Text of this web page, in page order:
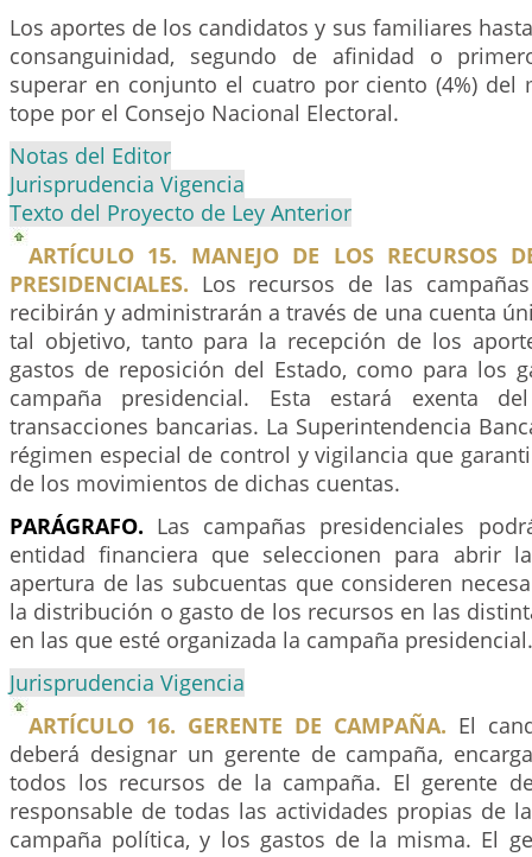
Los aportes de los candidatos y sus familiares
consanguinidad, segundo de afinidad o
superar en conjunto el cuatro por ciento (4%) del
tope por el Consejo Nacional Electoral.
Notas del Editor
Jurisprudencia Vigencia
Texto del Proyecto de Ley Anterior
ARTÍCULO 15. MANEJO DE LOS RECURSOS
PRESIDENCIALES. Los recursos de las
recibirán y administrarán a través de una cuenta
tal objetivo, tanto para la recepción de los
gastos de reposición del Estado, como para los
campaña presidencial. Esta estará exenta
transacciones bancarias. La Superintendencia
régimen especial de control y vigilancia que
de los movimientos de dichas cuentas.
PARÁGRAFO. Las campañas presidenciales
entidad financiera que seleccionen para abrir
apertura de las subcuentas que consideren
la distribución o gasto de los recursos en las
en las que esté organizada la campaña presidencial.
Jurisprudencia Vigencia
ARTÍCULO 16. GERENTE DE CAMPAÑA. El
deberá designar un gerente de campaña,
todos los recursos de la campaña. El gerente
responsable de todas las actividades propias de
campaña política, y los gastos de la misma. El